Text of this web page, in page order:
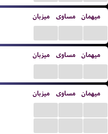
میزبان مساوی میهمان
میزبان مساوی میهمان
میزبان مساوی میهمان